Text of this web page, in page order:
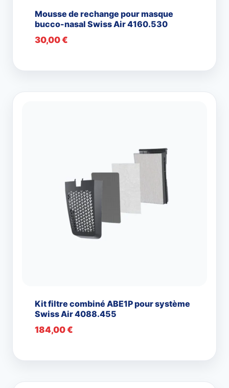
Mousse de rechange pour masque
bucco-nasal Swiss Air 4160.530
30,00€
Kit filtre combiné ABE1P pour système
Swiss Air 4088.455
184,00€